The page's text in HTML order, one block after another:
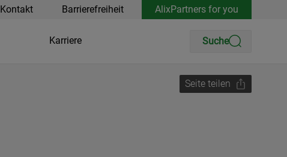
Kontakt Barrierefreiheit AlixPartners for you
Karriere Suche
Seite teilen